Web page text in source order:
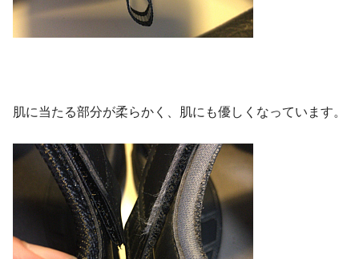
肌に当たる部分が柔らかく、肌にも優しくなっています。